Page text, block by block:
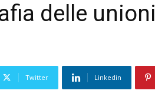
delle unioni
Twitter Linkedin